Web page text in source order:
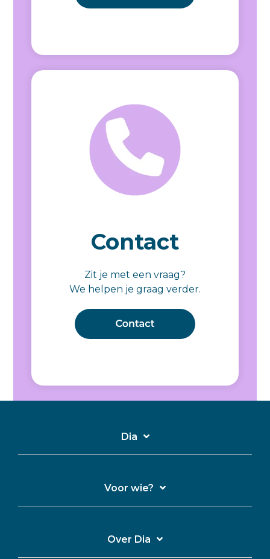
Contact
Zit je met een vraag?
We helpen je graag verder.
Dia
Voor wie?
Over Dia